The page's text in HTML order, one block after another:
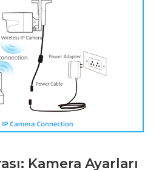
Kamera Ayarları